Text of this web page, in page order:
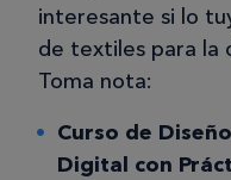
interesante si lo
de textiles para la
Toma nota:
Curso de
Digital con